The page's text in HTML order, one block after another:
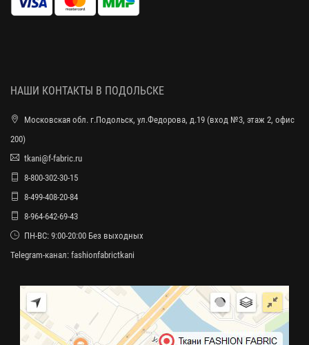
НАШИ КОНТАКТЫ В ПОДОЛЬСКЕ
Московская обл. г.Подольск, ул.Федорова, д.19 (вход №3, этаж 2, офис
200)
tkani@f-fabric.ru
8-800-302-30-15
8-499-408-20-84
8-964-642-69-43
ПН-ВС: 9:00-20:00 Без выходных
Telegram-канал: fashionfabrictkani